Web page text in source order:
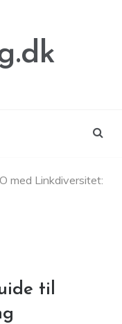
med Linkdiversitet:
til